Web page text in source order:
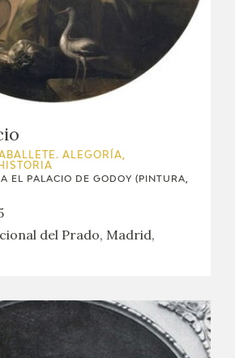
ALEGORÍA,
EL PALACIO DE GODOY (PINTURA,
del Prado, Madrid,